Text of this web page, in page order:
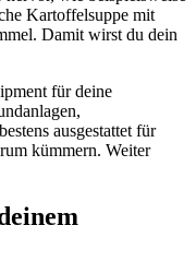
Kartoffelsuppe mit
Damit wirst du dein
für deine
ausgestattet für
kümmern. Weiter